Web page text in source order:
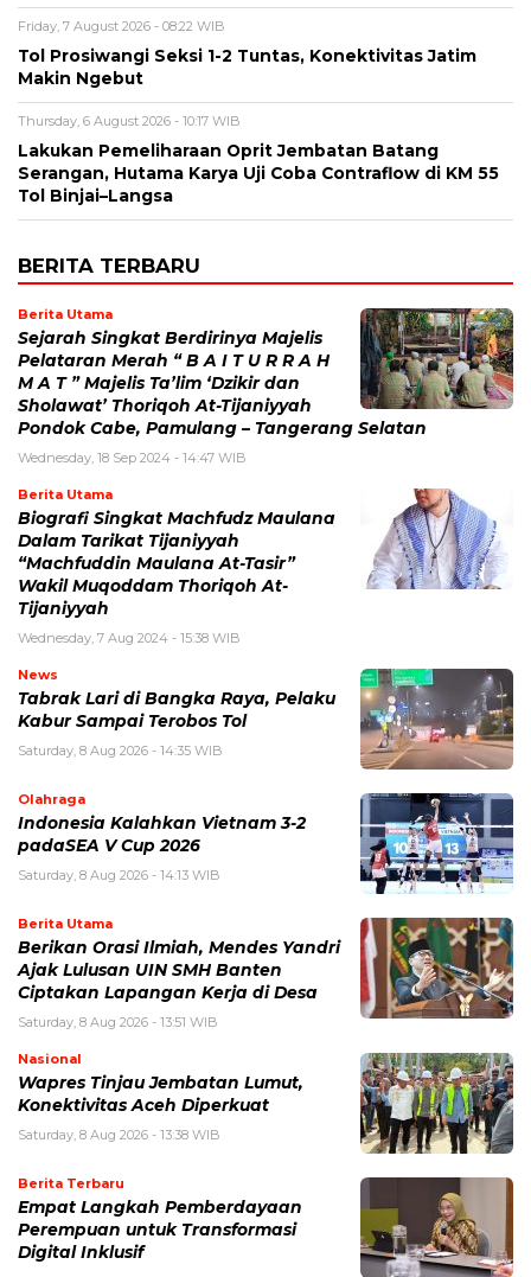
Friday, 7 August 2026 - 08:22 WIB
Tol Prosiwangi Seksi 1-2 Tuntas, Konektivitas Jatim
Makin Ngebut
Thursday, 6 August 2026 - 10:17 WIB
Lakukan Pemeliharaan Oprit Jembatan Batang
Serangan, Hutama Karya Uji Coba Contraflow di KM 55
Tol Binjai–Langsa
BERITA TERBARU
Berita Utama
Sejarah Singkat Berdirinya Majelis
Pelataran Merah “ B A I T U R R A H
M A T ” Majelis Ta’lim ‘Dzikir dan
Sholawat’ Thoriqoh At-Tijaniyyah
Pondok Cabe, Pamulang – Tangerang Selatan
Wednesday, 18 Sep 2024 - 14:47 WIB
Berita Utama
Biografi Singkat Machfudz Maulana
Dalam Tarikat Tijaniyyah
“Machfuddin Maulana At-Tasir”
Wakil Muqoddam Thoriqoh At-
Tijaniyyah
Wednesday, 7 Aug 2024 - 15:38 WIB
News
Tabrak Lari di Bangka Raya, Pelaku
Kabur Sampai Terobos Tol
Saturday, 8 Aug 2026 - 14:35 WIB
Olahraga
Indonesia Kalahkan Vietnam 3-2
padaSEA V Cup 2026
Saturday, 8 Aug 2026 - 14:13 WIB
Berita Utama
Berikan Orasi Ilmiah, Mendes Yandri
Ajak Lulusan UIN SMH Banten
Ciptakan Lapangan Kerja di Desa
Saturday, 8 Aug 2026 - 13:51 WIB
Nasional
Wapres Tinjau Jembatan Lumut,
Konektivitas Aceh Diperkuat
Saturday, 8 Aug 2026 - 13:38 WIB
Berita Terbaru
Empat Langkah Pemberdayaan
Perempuan untuk Transformasi
Digital Inklusif